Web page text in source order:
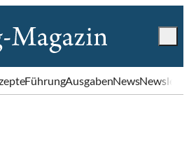
FührungAusgabenNews